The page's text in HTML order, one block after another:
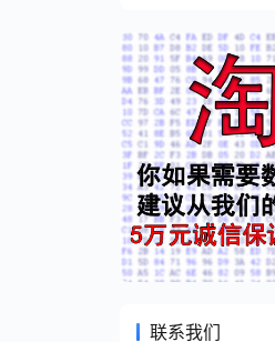
联系我们